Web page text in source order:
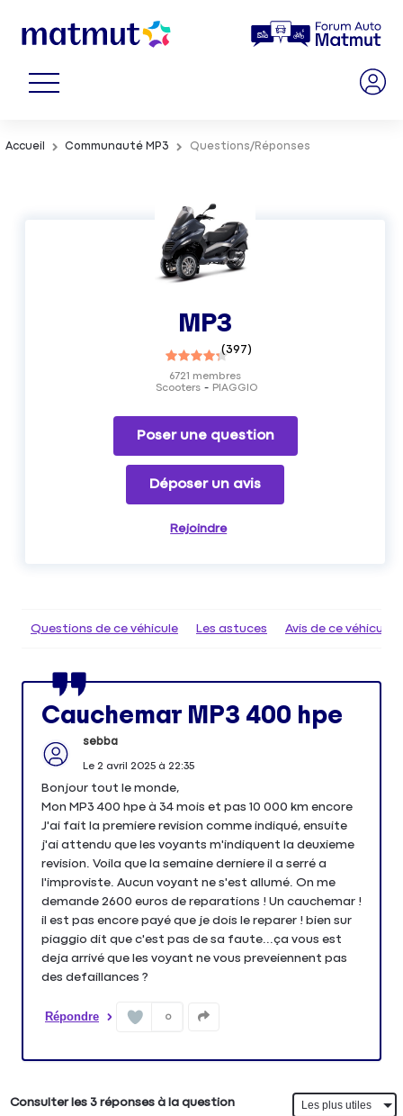
Accueil Communauté MP3 Questions/Réponses
MP3
(397)
Scooters PIAGGIO
6721 membres
Poser une question
Déposer un avis
Rejoindre
Questions de ce véhicule Les astuces Avis de ce véhicule
Cauchemar MP3 400 hpe
sebba
Le 2 avril 2025à 22:35
Bonjour tout le monde,
Mon MP3 400 hpe à 34 mois et pas 10 000 km encore
J'ai fait la premiere revision comme indiqué, ensuite
j'ai attendu que les voyants m'indiquent la deuxieme
revision. Voila que la semaine derniere il a serré a
l'improviste. Aucun voyant ne s'est allumé. On me
demande 2600 euros de reparations ! Un cauchemar !
il est pas encore payé que je dois le reparer ! bien sur
piaggio dit que c'est pas de sa faute...ça vous est
deja arrivé que les voyant ne vous preveiennent pas
des defaillances ?
Répondre 0
Consulter les 3 réponses à la question